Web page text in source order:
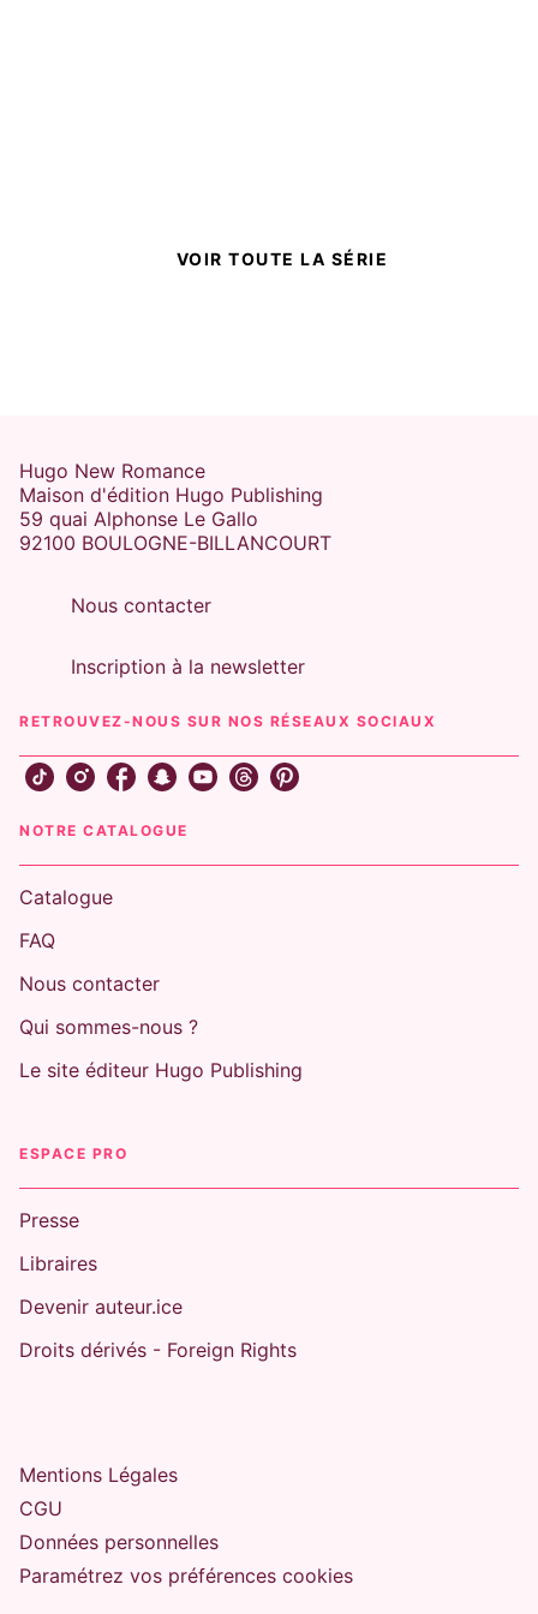
VOIR TOUTE LA SÉRIE
Hugo New Romance
Maison d'édition Hugo Publishing
59 quai Alphonse Le Gallo
92100 BOULOGNE-BILLANCOURT
Nous contacter
Inscription à la newsletter
RETROUVEZ-NOUS SUR NOS RÉSEAUX SOCIAUX
NOTRE CATALOGUE
Catalogue
FAQ
Nous contacter
Qui sommes-nous ?
Le site éditeur Hugo Publishing
ESPACE PRO
Presse
Libraires
Devenir auteur.ice
Droits dérivés - Foreign Rights
Mentions Légales
CGU
Données personnelles
Paramétrez vos préférences cookies